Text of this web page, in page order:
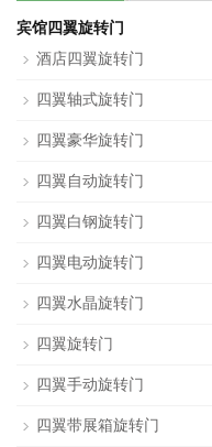
宾馆四翼旋转门
酒店四翼旋转门
四翼轴式旋转门
四翼豪华旋转门
四翼自动旋转门
四翼白钢旋转门
四翼电动旋转门
四翼水晶旋转门
四翼旋转门
四翼手动旋转门
四翼带展箱旋转门